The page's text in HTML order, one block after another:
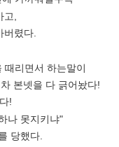
,
렸다.
때리면서 하는말이
본넷을 다 긁어놨다!
!
나 못지키냐"
당했다.